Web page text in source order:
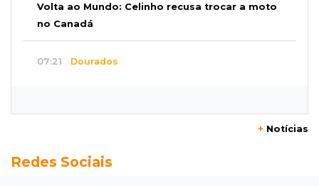
Volta ao Mundo: Celinho recusa trocar a moto
no Canadá
07:21 Dourados
Enquanto mães comem fora, churrasco faz
+ Notícias
Redes Sociais